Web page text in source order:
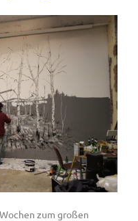
zum großen